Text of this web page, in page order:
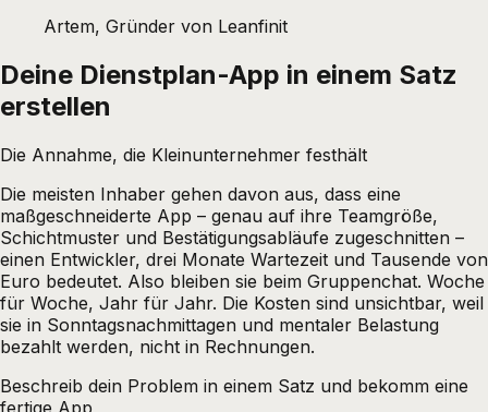
Artem, Gründer von Leanfinit
Deine Dienstplan-App in einem Satz
erstellen
Die Annahme, die Kleinunternehmer festhält
Die meisten Inhaber gehen davon aus, dass eine
maßgeschneiderte App – genau auf ihre Teamgröße,
Schichtmuster und Bestätigungsabläufe zugeschnitten –
einen Entwickler, drei Monate Wartezeit und Tausende von
Euro bedeutet. Also bleiben sie beim Gruppenchat. Woche
für Woche, Jahr für Jahr. Die Kosten sind unsichtbar, weil
sie in Sonntagsnachmittagen und mentaler Belastung
bezahlt werden, nicht in Rechnungen.
Beschreib dein Problem in einem Satz und bekomm eine
fertige App